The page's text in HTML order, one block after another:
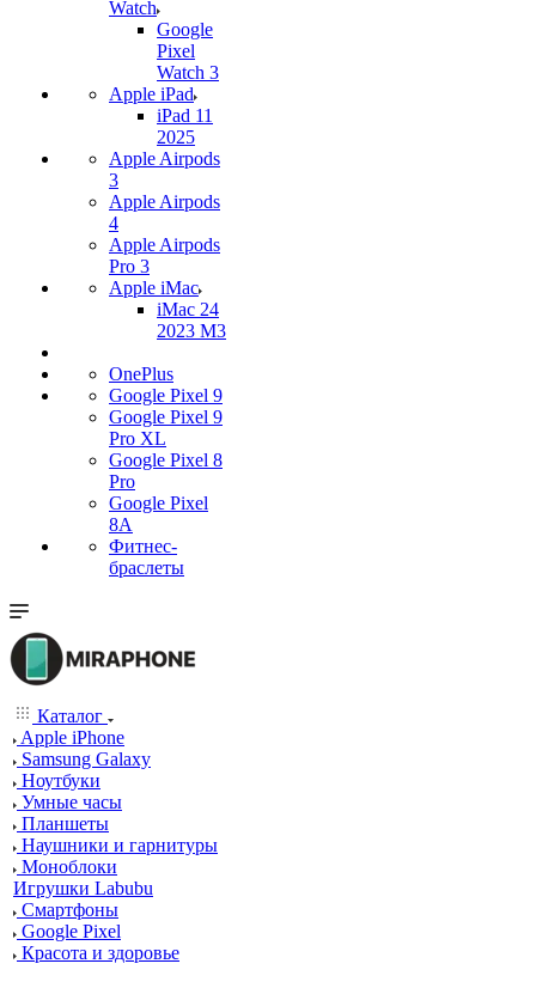
Watch
Google
Pixel
Watch 3
Apple iPad
iPad 11
2025
Apple Airpods
3
Apple Airpods
4
Apple Airpods
Pro 3
Apple iMac
iMac 24
2023 M3
OnePlus
Google Pixel 9
Google Pixel 9
Pro XL
Google Pixel 8
Pro
Google Pixel
8A
Фитнес-
браслеты
Каталог
Apple iPhone
Samsung Galaxy
Ноутбуки
Умные часы
Планшеты
Наушники и гарнитуры
Моноблоки
Игрушки Labubu
Смартфоны
Google Pixel
Красота и здоровье